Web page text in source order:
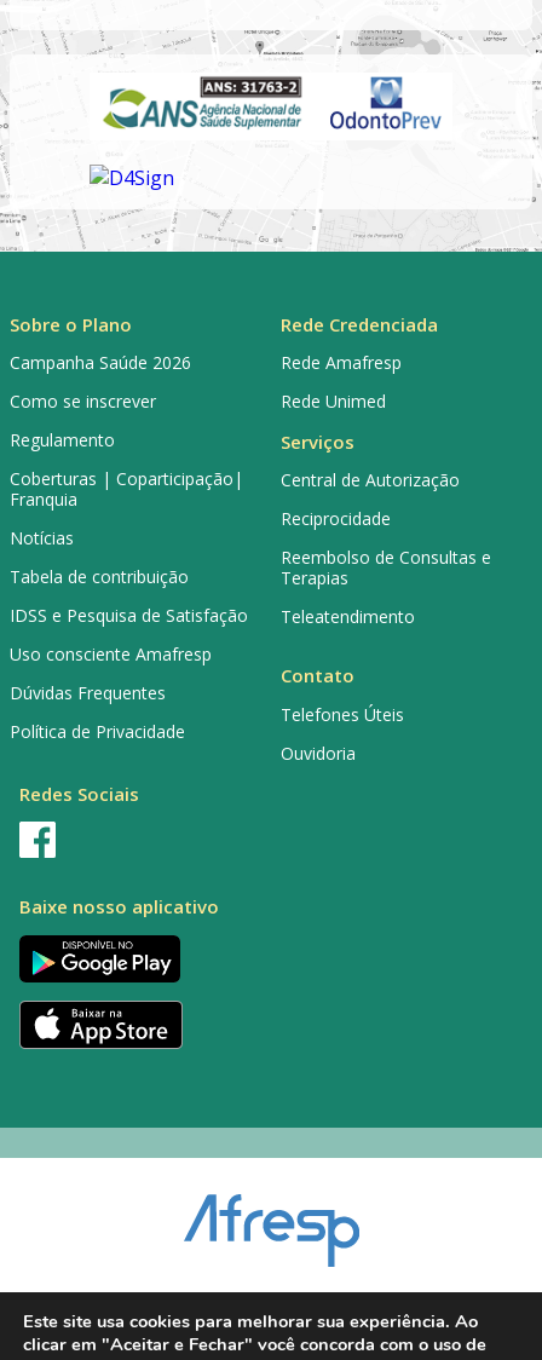
Sobre o Plano
Campanha Saúde 2026
Como se inscrever
Regulamento
Coberturas | Coparticipação|
Franquia
Notícias
Tabela de contribuição
IDSS e Pesquisa de Satisfação
Uso consciente Amafresp
Dúvidas Frequentes
Política de Privacidade
Rede Credenciada
Rede Amafresp
Rede Unimed
Serviços
Central de Autorização
Reciprocidade
Reembolso de Consultas e
Terapias
Teleatendimento
Contato
Telefones Úteis
Ouvidoria
Redes Sociais
Baixe nosso aplicativo
dpo@afresp.org.br
Este site usa cookies para melhorar sua experiência. Ao
clicar em "Aceitar e Fechar" você concorda com o uso de